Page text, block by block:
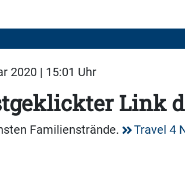
2020 | 15:01 Uhr
Link
Familienstrände. Travel 4